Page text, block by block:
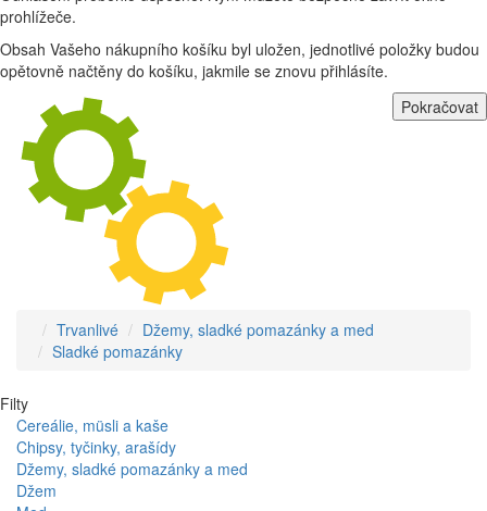
prohlížeče.
Obsah Vašeho nákupního košíku byl uložen, jednotlivé položky budou
opětovně načtěny do košíku, jakmile se znovu přihlásíte.
Pokračovat
Trvanlivé
Džemy, sladké pomazánky a med
Sladké pomazánky
Filty
Cereálie, müsli a kaše
Chipsy, tyčinky, arašídy
Džemy, sladké pomazánky a med
Džem